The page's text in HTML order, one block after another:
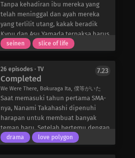
Tanpa kehadiran ibu mereka yang
telah meninggal dan ayah mereka
yang terlilit utang, kakak beradik
Kyou dan Asu Yamada terpaksa harus
bertahan hidup sendiri.
kamar kecil di apartemen tua yang
cukup luas untuk menampung
keduanya. Namun, untuk memenuhi
kebutuhan hidup, kakak tertua Kyou
berusaha keras mengurus berbagai
pekerjaan paruh waktu—sambil
memastikan bahwa dia dan adik
perempuannya dapat terus
seinen slice of life
26 episodes · TV
Completed
We Were There, Bokuraga Ita, 僕等がいた
7.23
Saat memasuki tahun pertama SMA-
nya, Nanami Takahashi dipenuhi
harapan untuk membuat banyak
teman baru. Setelah bertemu dengan
Yuri Yamamoto yang pemalu, dia
drama love polygon